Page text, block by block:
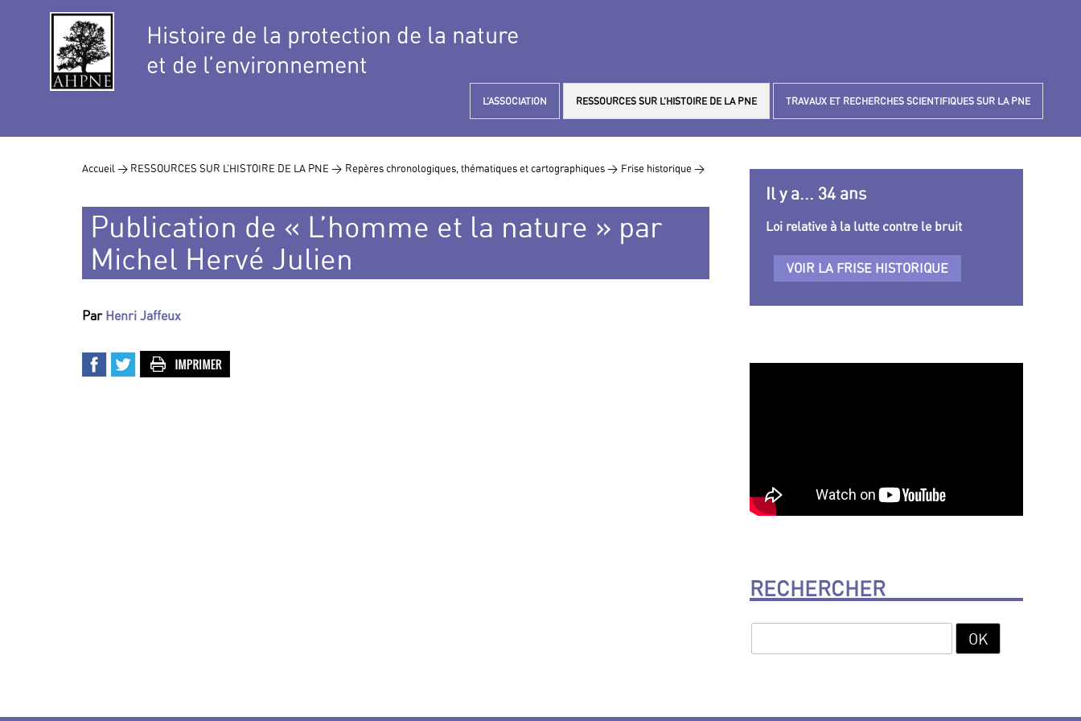
Histoire de la protection de la nature
et de l’environnement
L’ASSOCIATION RESSOURCES SUR L’HISTOIRE DE LA PNE TRAVAUX ET RECHERCHES SCIENTIFIQUES SUR LA PNE
Accueil > RESSOURCES SUR L’HISTOIRE DE LA PNE > Repères chronologiques, thématiques et cartographiques > Frise historique >
Publication de « L’homme et la nature » par
Michel Hervé Julien
Par Henri Jaffeux
Il y a... 34 ans
Loi relative à la lutte contre le bruit
VOIR LA FRISE HISTORIQUE
RECHERCHER